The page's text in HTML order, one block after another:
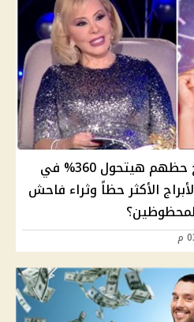
توقعات ماغي فرح : أبراج حظهم هيتحول 360% في
الأكثر حظاً وثراء فاحش